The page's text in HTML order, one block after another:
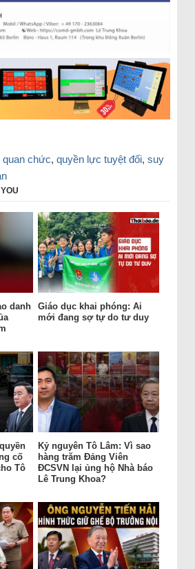
quan chức, quyền lực tuyệt đối, suy
danh
Giáo dục khai phóng: Ai
mới đang sợ tự do tư duy
cố
Tô
Kỷ nguyên Tô Lâm: Vì sao
hàng trăm Đảng Viên
ĐCSVN lại ủng hộ Nhà báo
Lê Trung Khoa?